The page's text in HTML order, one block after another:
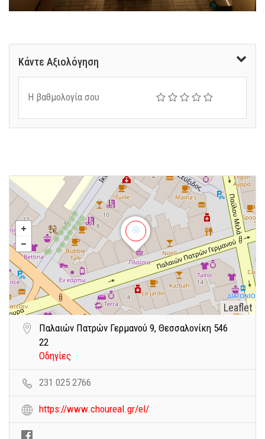
Κάντε Αξιολόγηση
Η βαθμολογία σου
Leaflet
Παλαιών Πατρών Γερμανού 9, Θεσσαλονίκη 546
22
Οδηγίες
231 025 2766
https://www.choureal.gr/el/